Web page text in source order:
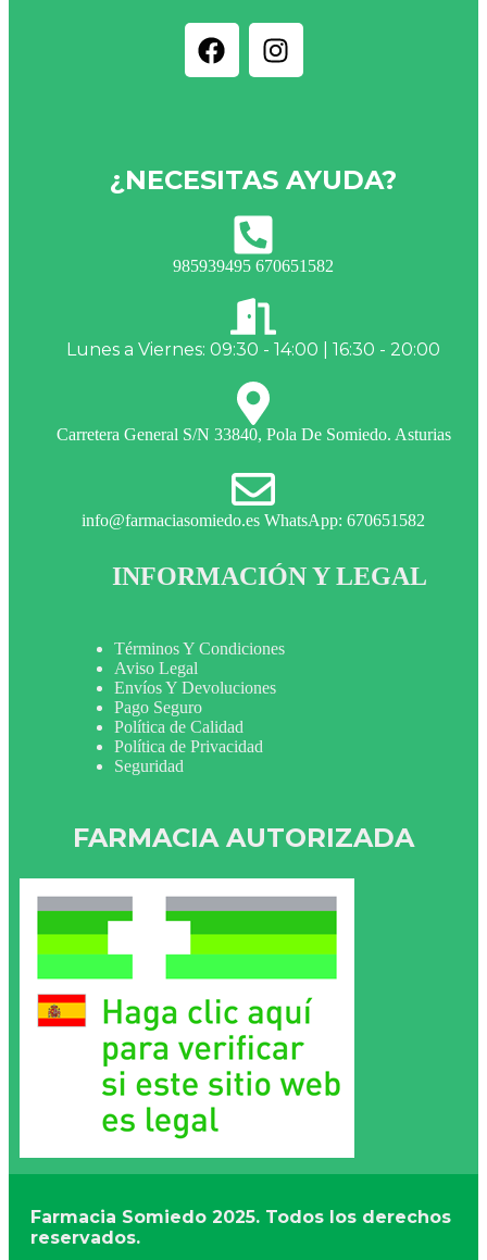
¿NECESITAS AYUDA?
985939495 670651582
Lunes a Viernes: 09:30 - 14:00 | 16:30 - 20:00
Carretera General S/N 33840, Pola De Somiedo. Asturias
info@farmaciasomiedo.es WhatsApp: 670651582
INFORMACIÓN Y LEGAL
Términos Y Condiciones
Aviso Legal
Envíos Y Devoluciones
Pago Seguro
Política de Calidad
Política de Privacidad
Seguridad
FARMACIA AUTORIZADA
Farmacia Somiedo 2025. Todos los derechos
reservados.